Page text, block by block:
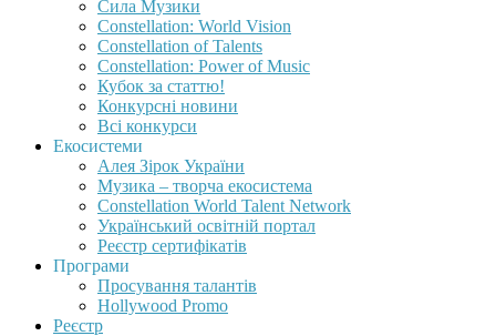
Сила Музики
Constellation: World Vision
Constellation of Talents
Constellation: Power of Music
Кубок за статтю!
Конкурсні новини
Всі конкурси
Екосистеми
Алея Зірок України
Музика – творча екосистема
Constellation World Talent Network
Український освітній портал
Реєстр сертифікатів
Програми
Просування талантів
Hollywood Promo
Реєстр